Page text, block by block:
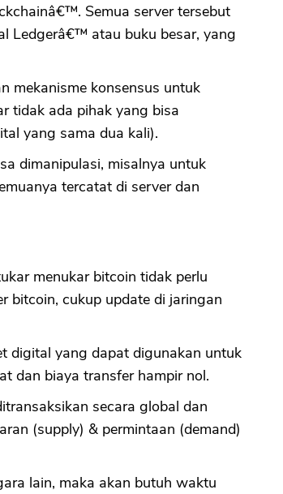
Semua server tersebut
Ledgerâ€™ atau buku besar, yang
mekanisme konsensus untuk
tidak ada pihak yang bisa
yang sama dua kali).
dimanipulasi, misalnya untuk
tercatat di server dan
menukar bitcoin tidak perlu
bitcoin, cukup update di jaringan
digital yang dapat digunakan untuk
dan biaya transfer hampir nol.
secara global dan
(supply) & permintaan (demand)
lain, maka akan butuh waktu
OK
CANCEL